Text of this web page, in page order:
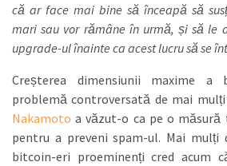
că ar face mai bine să înceapă să
mari sau vor rămâne în urmă, și să le
upgrade-ul înainte ca acest lucru să se
Creșterea dimensiunii maxime a
problemă controversată de mai
Nakamoto a văzut-o ca pe o măsură
pentru a preveni spam-ul. Mai
bitcoin-eri proeminenți cred acum